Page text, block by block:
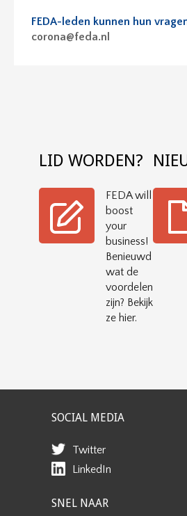
FEDA-leden kunnen hun
corona@feda.nl
LID WORDEN?
FEDA will
boost
your
business!
Benieuwd
wat de
voordelen
zijn? Bekijk
ze hier.
SOCIAL MEDIA
Twitter
LinkedIn
SNEL NAAR